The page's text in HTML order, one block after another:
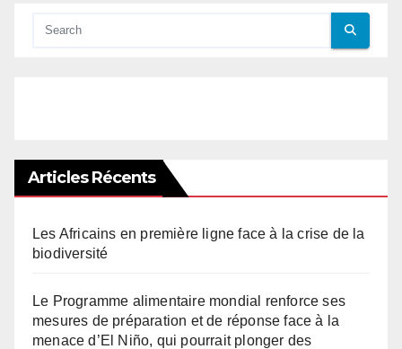
Articles Récents
Les Africains en première ligne face à la crise de la
biodiversité
Le Programme alimentaire mondial renforce ses
mesures de préparation et de réponse face à la
menace d’El Niño, qui pourrait plonger des